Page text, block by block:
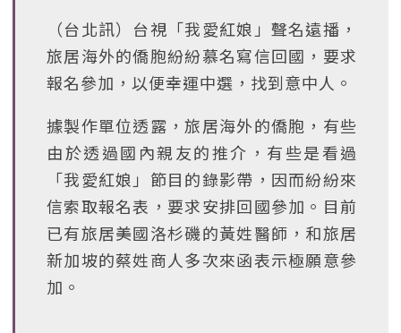
（台北訊）台視「我愛紅娘」聲名遠播，
旅居海外的僑胞紛紛慕名寫信回國，要求
報名參加，以便幸運中選，找到意中人。
據製作單位透露，旅居海外的僑胞，有些
由於透過國內親友的推介，有些是看過
「我愛紅娘」節目的錄影帶，因而紛紛來
信索取報名表，要求安排回國參加。目前
已有旅居美國洛杉磯的黃姓醫師，和旅居
新加坡的蔡姓商人多次來函表示極願意參
加。